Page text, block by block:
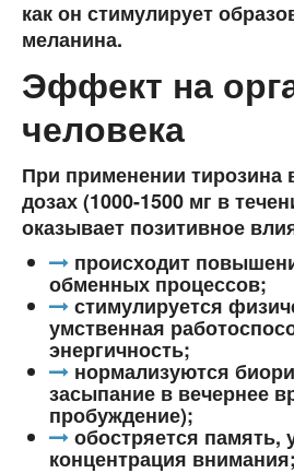
как он стимулирует
меланина.
Эффект на
человека
При применении тирозина
дозах (1000-1500 мг в
оказывает позитивное
происходит
обменных процессов;
стимулируется
умственная
энергичность;
нормализуются
засыпание в вечернее
пробуждение);
обостряется память,
концентрация внимания;